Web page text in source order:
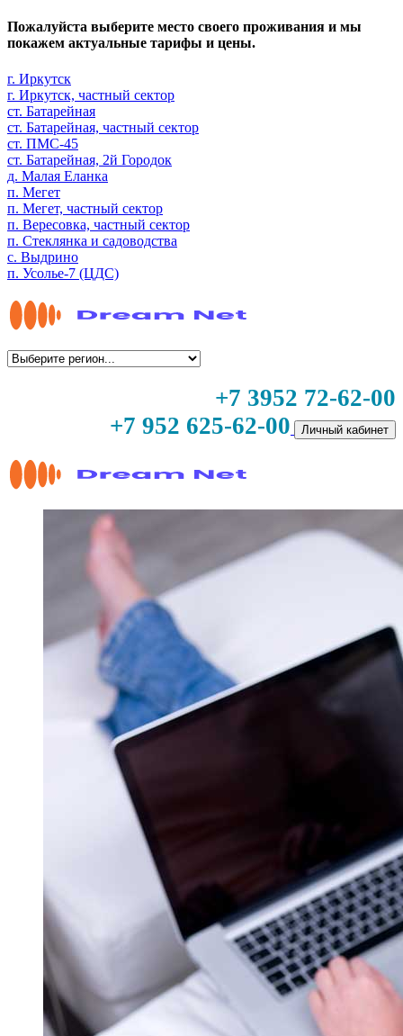
Пожалуйста выберите место своего проживания и мы
покажем актуальные тарифы и цены.
г. Иркутск
г. Иркутск, частный сектор
ст. Батарейная
ст. Батарейная, частный сектор
ст. ПМС-45
ст. Батарейная, 2й Городок
д. Малая Еланка
п. Мегет
п. Мегет, частный сектор
п. Вересовка, частный сектор
п. Стеклянка и садоводства
с. Выдрино
п. Усолье-7 (ЦДС)
+7 3952 72-62-00
+7 952 625-62-00
Личный кабинет